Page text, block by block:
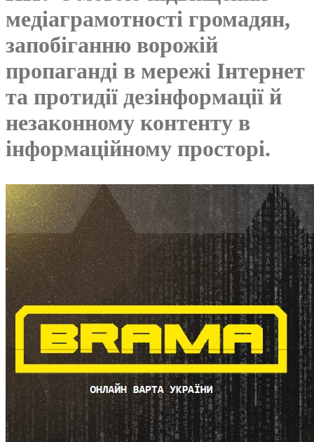
медіаграмотності громадян,
запобіганню ворожій
пропаганді в мережі Інтернет
та протидії дезінформації й
незаконному контенту в
інформаційному просторі.